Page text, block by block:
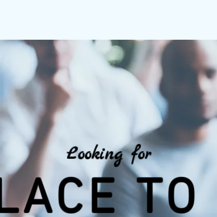
Looking for
TO